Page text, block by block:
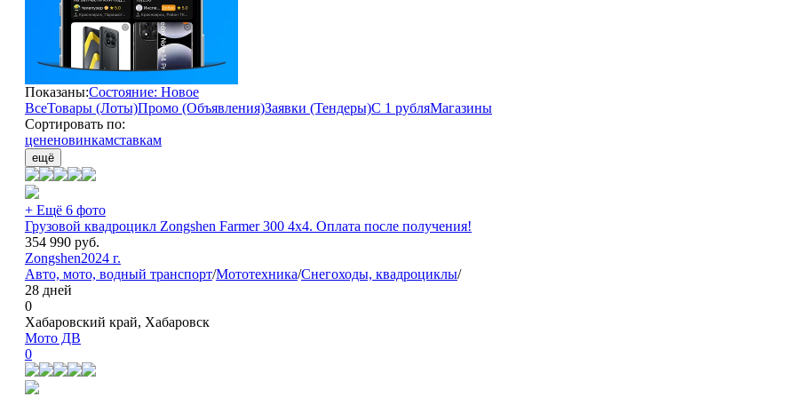
Показаны:Состояние: Новое
ВсеТовары (Лоты)Промо (Объявления)Заявки (Тендеры)С 1 рубляМагазины
Сортировать по:
цененовинкамставкам
ещё
+ Ещё 6 фото
Грузовой квадроцикл Zongshen Farmer 300 4х4. Оплата после получения!
354 990 руб.
Zongshen2024 г.
Авто, мото, водный транспорт/Мототехника/Снегоходы, квадроциклы/
28 дней
0
Хабаровский край, Хабаровск
Мото ДВ
0